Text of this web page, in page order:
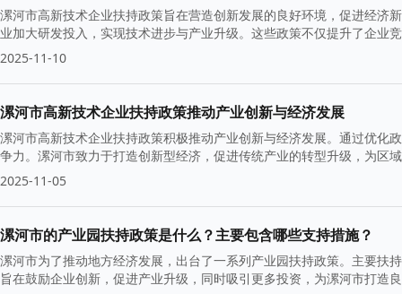
漯河市高新技术企业扶持政策旨在营造创新发展的良好环境，促进经济
业加大研发投入，实现技术进步与产业升级。这些政策不仅提升了企业
动力。
2025-11-10
漯河市高新技术企业扶持政策推动产业创新与经济发展
漯河市高新技术企业扶持政策积极推动产业创新与经济发展。通过优化
争力。漯河市致力于打造创新型经济，促进传统产业的转型升级，为区
2025-11-05
漯河市的产业园扶持政策是什么？主要包含哪些支持措施？
漯河市为了推动地方经济发展，出台了一系列产业园扶持政策。主要扶
旨在鼓励企业创新，促进产业升级，同时吸引更多投资，为漯河市打造